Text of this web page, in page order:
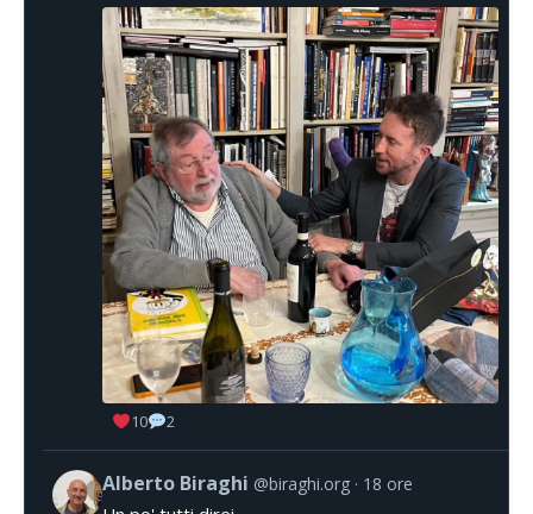
10 2
Alberto Biraghi @biraghi.org 18 ore